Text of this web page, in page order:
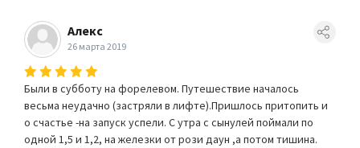
Алекс
26 марта 2019
Были в субботу на форелевом. Путешествие началось
весьма неудачно (застряли в лифте).Пришлось притопить и
о счастье -на запуск успели. С утра с сынулей поймали по
одной 1,5 и 1,2, на железки от рози даун ,а потом тишина.